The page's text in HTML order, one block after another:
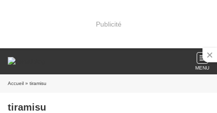
Publicité
MENU
Accueil » tiramisu
tiramisu